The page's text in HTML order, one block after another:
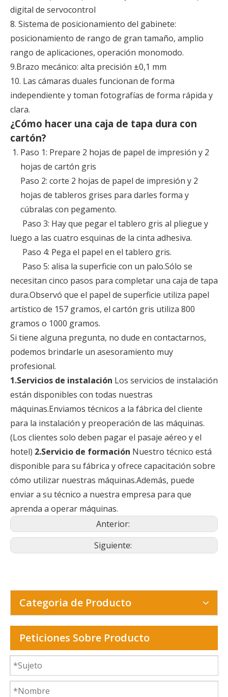
digital de servocontrol
8. Sistema de posicionamiento del gabinete:
posicionamiento de rango de gran tamaño, amplio
rango de aplicaciones, operación monomodo.
9.Brazo mecánico: alta precisión ±0,1 mm
10. Las cámaras duales funcionan de forma
independiente y toman fotografías de forma rápida y
clara.
¿Cómo hacer una caja de tapa dura con
cartón?
Paso 1: Prepare 2 hojas de papel de impresión y 2
hojas de cartón gris
Paso 2: corte 2 hojas de papel de impresión y 2
hojas de tableros grises para darles forma y
cúbralas con pegamento.
Paso 3: Hay que pegar el tablero gris al pliegue y
luego a las cuatro esquinas de la cinta adhesiva.
Paso 4: Pega el papel en el tablero gris.
Paso 5: alisa la superficie con un palo.Sólo se
necesitan cinco pasos para completar una caja de tapa
dura.Observó que el papel de superficie utiliza papel
artístico de 157 gramos, el cartón gris utiliza 800
gramos o 1000 gramos.
Si tiene alguna pregunta, no dude en contactarnos,
podemos brindarle un asesoramiento muy
profesional.
1.Servicios de instalación Los servicios de instalación
están disponibles con todas nuestras
máquinas.Enviamos técnicos a la fábrica del cliente
para la instalación y preoperación de las máquinas.
(Los clientes solo deben pagar el pasaje aéreo y el
hotel) 2.Servicio de formación Nuestro técnico está
disponible para su fábrica y ofrece capacitación sobre
cómo utilizar nuestras máquinas.Además, puede
enviar a su técnico a nuestra empresa para que
aprenda a operar máquinas.
Anterior:
Siguiente:
Categoria de Producto
Peticiones Sobre Producto